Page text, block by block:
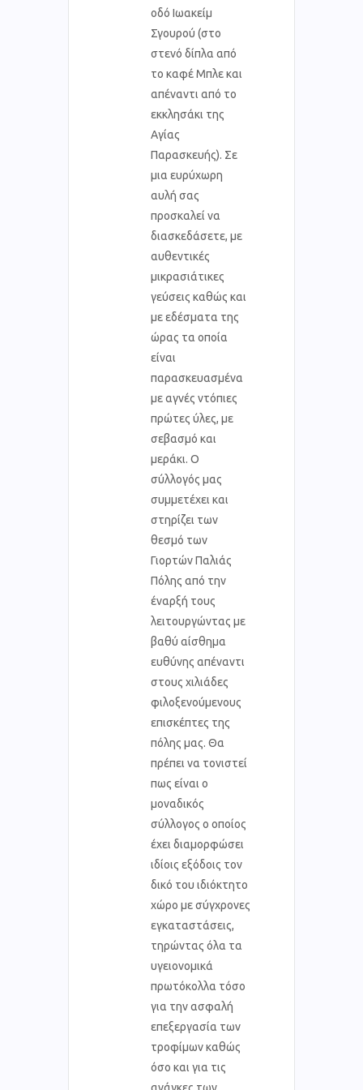
οδό Ιωακείμ
Σγουρού (στο
στενό δίπλα από
το καφέ Μπλε και
απέναντι από το
εκκλησάκι της
Αγίας
Παρασκευής). Σε
μια ευρύχωρη
αυλή σας
προσκαλεί να
διασκεδάσετε, με
αυθεντικές
μικρασιάτικες
γεύσεις καθώς και
με εδέσματα της
ώρας τα οποία
είναι
παρασκευασμένα
με αγνές ντόπιες
πρώτες ύλες, με
σεβασμό και
μεράκι. Ο
σύλλογός μας
συμμετέχει και
στηρίζει των
θεσμό των
Γιορτών Παλιάς
Πόλης από την
έναρξή τους
λειτουργώντας με
βαθύ αίσθημα
ευθύνης απέναντι
στους χιλιάδες
φιλοξενούμενους
επισκέπτες της
πόλης μας. Θα
πρέπει να τονιστεί
πως είναι ο
μοναδικός
σύλλογος ο οποίος
έχει διαμορφώσει
ιδίοις εξόδοις τον
δικό του ιδιόκτητο
χώρο με σύγχρονες
εγκαταστάσεις,
τηρώντας όλα τα
υγειονομικά
πρωτόκολλα τόσο
για την ασφαλή
επεξεργασία των
τροφίμων καθώς
όσο και για τις
ανάγκες των